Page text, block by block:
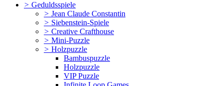
> Geduldsspiele
> Jean Claude Constantin
> Siebenstein-Spiele
> Creative Crafthouse
> Mini-Puzzle
> Holzpuzzle
Bambuspuzzle
Holzpuzzle
VIP Puzzle